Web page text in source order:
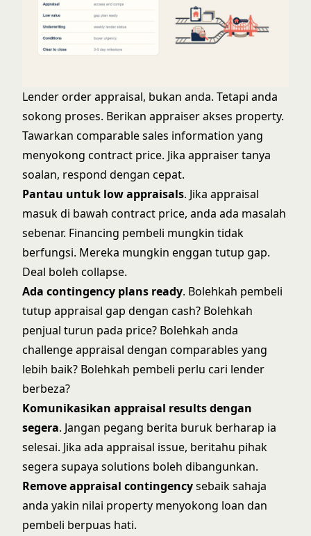
Lender order appraisal, bukan anda. Tetapi anda
sokong proses. Berikan appraiser akses property.
Tawarkan comparable sales information yang
menyokong contract price. Jika appraiser tanya
soalan, respond dengan cepat.
Pantau untuk low appraisals. Jika appraisal
masuk di bawah contract price, anda ada masalah
sebenar. Financing pembeli mungkin tidak
berfungsi. Mereka mungkin enggan tutup gap.
Deal boleh collapse.
Ada contingency plans ready. Bolehkah pembeli
tutup appraisal gap dengan cash? Bolehkah
penjual turun pada price? Bolehkah anda
challenge appraisal dengan comparables yang
lebih baik? Bolehkah pembeli perlu cari lender
berbeza?
Komunikasikan appraisal results dengan
segera. Jangan pegang berita buruk berharap ia
selesai. Jika ada appraisal issue, beritahu pihak
segera supaya solutions boleh dibangunkan.
Remove appraisal contingencysebaik sahaja
anda yakin nilai property menyokong loan dan
pembeli berpuas hati.